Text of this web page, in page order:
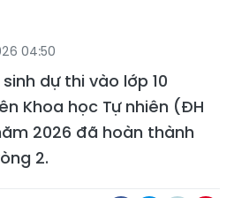
04:50
dự thi vào lớp 10
Khoa học Tự nhiên (ĐH
2026 đã hoàn thành
2.